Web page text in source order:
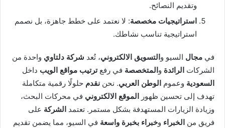
وتقديم النصائح.
استراتيجيات مخصصة: لا نعتمد على خطط جاهزة، بل نصمم
استراتيجية تناسب نشاطك.
في مجال السيو والتسويق الالكتروني، تُعد شركة دلتاوي واحدة من
الشركات الرائدة والمتخصصة في رفعترتيب مواقع الويب داخل
السعودية وعموم الوطن العربي. نحن نقدم حلولًا رقمية متكاملة
تهدف إلى تحسين ظهور الموقع الالكتروني في محركات البحث،
وزيادة الزيارات المستهدفة بشكل مستمر. تعتمد الشركة على
فريق من الخبراء وخبراء بخبرة واسعة في السيو، مما يضمن تقديم